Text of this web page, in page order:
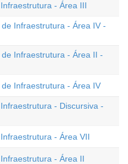
- Área III
Infraestrutura - Área IV -
Infraestrutura - Área II -
Infraestrutura - Área IV
- Discursiva -
- Área VII
- Área II